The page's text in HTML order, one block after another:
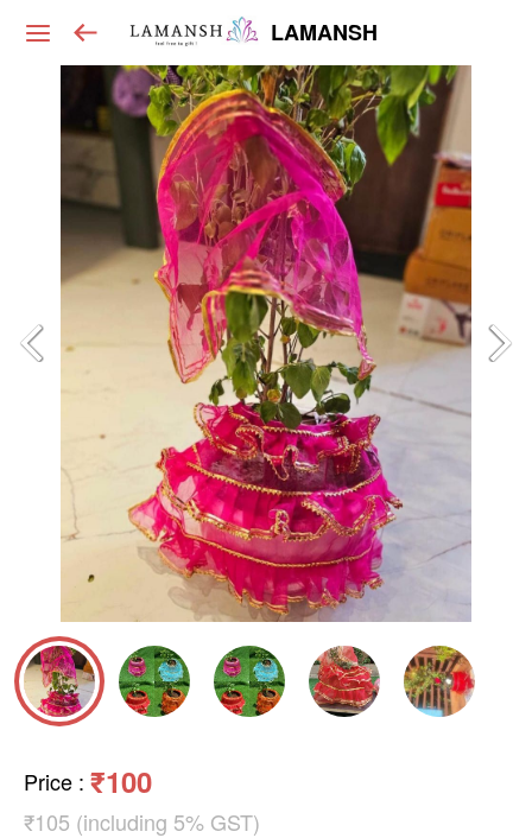
LAMANSH
Price : ₹100
₹105 (including 5% GST)